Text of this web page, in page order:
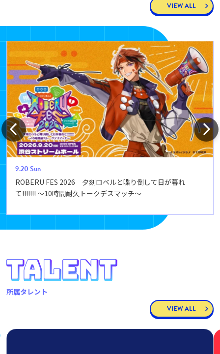
VIEW ALL
9.20Sun
ROBERU FES 2026 夕刻ロベルと喋り倒して日が暮れ
て!!!!!!! ～10時間耐久トークデスマッチ～
所属タレント
VIEW ALL